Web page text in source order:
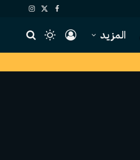
فيسبوك
X
الانستغرام
المزيد